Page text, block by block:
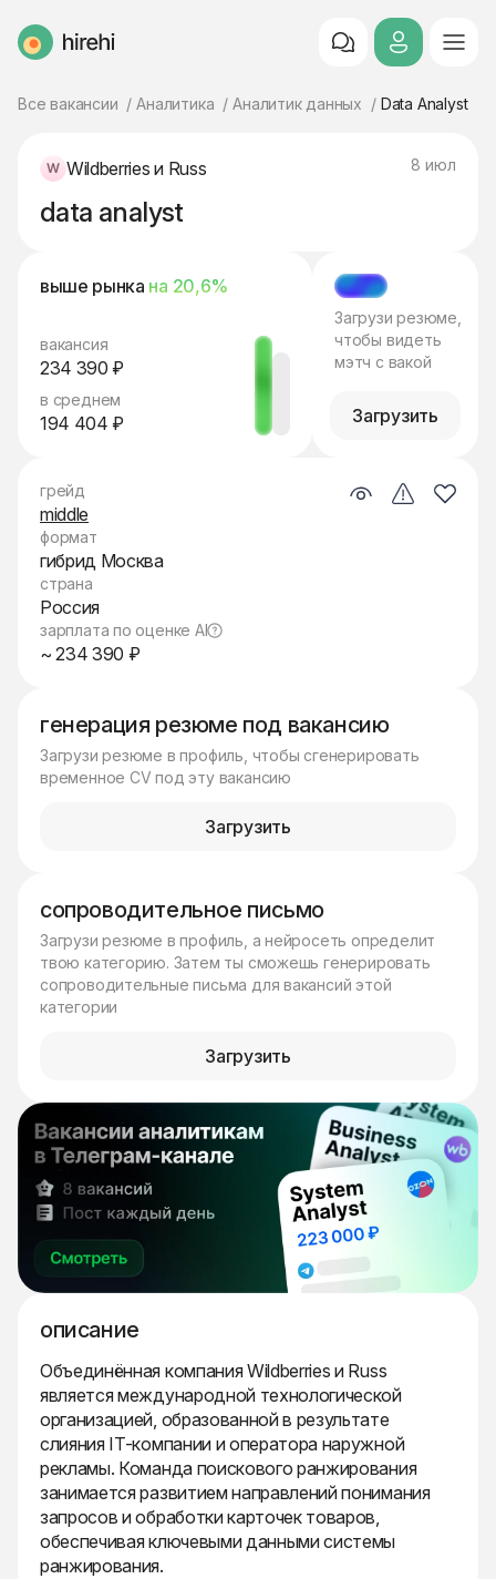
HireHi
Все вакансии Аналитика Аналитик данных Data Analyst
Wildberries и Russ 8 июл
data analyst
выше рынка на 20,6%
вакансия
234 390 ₽
в среднем
194 404 ₽
МЭТЧ
Загрузи резюме,
чтобы видеть
мэтч с вакой
Загрузить
генерация резюме под вакансию
Загрузи резюме в профиль, чтобы сгенерировать
временное CV под эту вакансию
Загрузить
сопроводительное письмо
Загрузи резюме в профиль, а нейросеть определит
твою категорию. Затем ты сможешь генерировать
сопроводительные письма для вакансий этой
категории
Загрузить
описание
Объединённая компания Wildberries и Russ
является международной технологической
организацией, образованной в результате
слияния IT-компании и оператора наружной
рекламы. Команда поискового ранжирования
занимается развитием направлений понимания
запросов и обработки карточек товаров,
обеспечивая ключевыми данными системы
ранжирования.
грейд
middle
формат
гибрид Москва
страна
Россия
зарплата по оценке AI
~ 234 390 ₽